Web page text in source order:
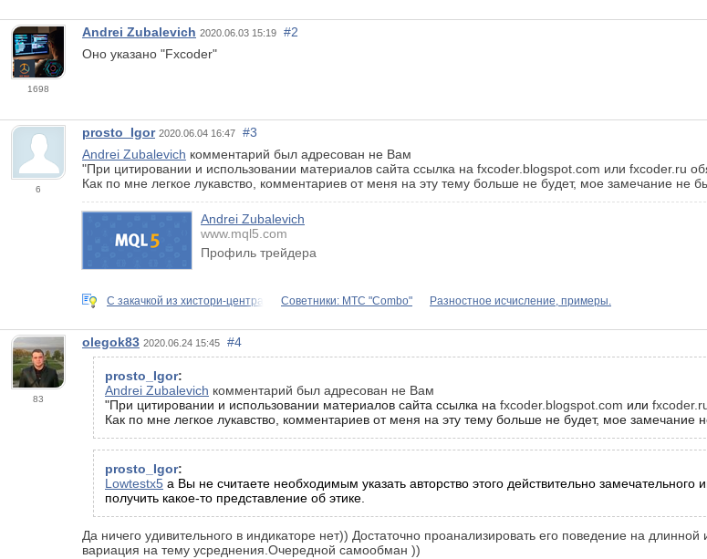
1698
Andrei Zubalevich 2020.06.03 15:19
#2
Оно указано "Fxcoder"
6
prosto_Igor 2020.06.04 16:47
#3
Andrei Zubalevich комментарий был адресован не Вам
"При цитировании и использовании материалов сайта ссылка на fxcoder.blogspot.com или fxcoder.ru
Как по мне легкое лукавство, комментариев от меня на эту тему больше не будет, мое замечание не
Andrei Zubalevich
www.mql5.com
Профиль трейдера
C закачкой из хистори-центра Советники: МTC "Сombo" Разностное исчисление, примеры.
83
olegok83 2020.06.24 15:45 #4
prosto_Igor:
Andrei Zubalevich комментарий был адресован не Вам
"При цитировании и использовании материалов сайта ссылка на fxcoder.blogspot.com или
Как по мне легкое лукавство, комментариев от меня на эту тему больше не будет, мое замечание
prosto_Igor:
Lowtestx5 а Вы не считаете необходимым указать авторство этого действительно
получить какое-то представление об этике.
Да ничего удивительного в индикаторе нет)) Достаточно проанализировать его поведение на
вариация на тему усреднения.Очередной самообман ))